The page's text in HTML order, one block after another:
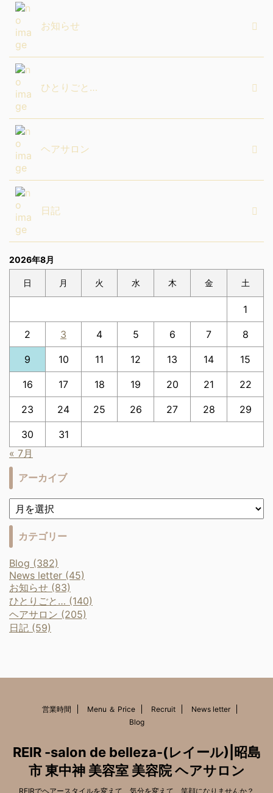
お知らせ
ひとりごと…
ヘアサロン
日記
2026年8月
日 月 火 水 木 金 土
1
2 3 4 5 6 7 8
9 10 11 12 13 14 15
16 17 18 19 20 21 22
23 24 25 26 27 28 29
30
31
« 7月
アーカイブ
カテゴリー
Blog (382)
News letter (45)
お知らせ (83)
ひとりごと… (140)
ヘアサロン (205)
日記 (59)
営業時間 Menu ＆ Price Recruit
News letter
Blog
REIR -salon de belleza-(レイール)|昭島
市 東中神 美容室 美容院 ヘアサロン
REIRでヘアースタイルを変えて、気分を変えて、笑顔になりませんか？